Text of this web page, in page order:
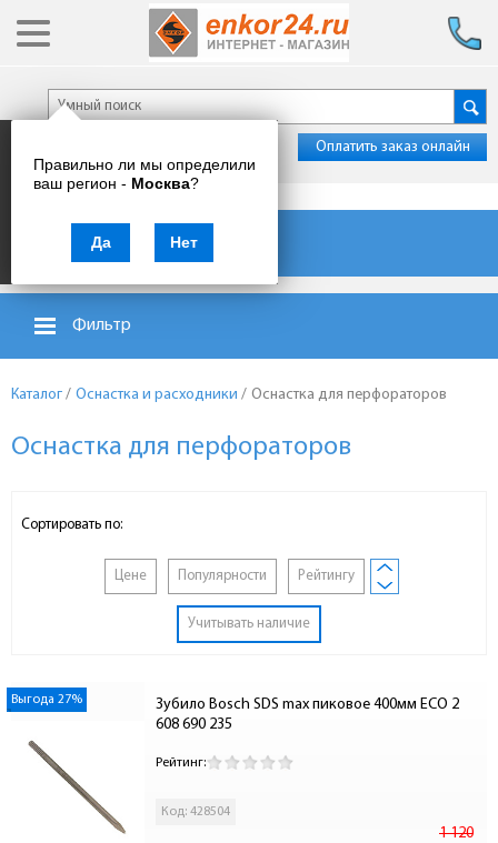
Правильно ли мы определили
ваш регион - Москва?
Да Нет
Оплатить заказ онлайн
Каталог товаров
Фильтр
Каталог / Оснастка и расходники / Оснастка для перфораторов
Оснастка для перфораторов
Сортировать по:
Цене Популярности Рейтингу
Учитывать наличие
Выгода 27%
Зубило Bosch SDS max пиковое 400мм ECO 2
608 690 235
Рейтинг:
Код: 428504
1 120